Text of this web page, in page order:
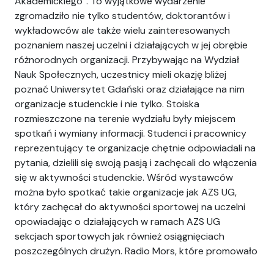
zgromadziło nie tylko studentów, doktorantów i
wykładowców ale także wielu zainteresowanych
poznaniem naszej uczelni i działających w jej obrębie
różnorodnych organizacji. Przybywając na Wydział
Nauk Społecznych, uczestnicy mieli okazję bliżej
poznać Uniwersytet Gdański oraz działające na nim
organizacje studenckie i nie tylko. Stoiska
rozmieszczone na terenie wydziału były miejscem
spotkań i wymiany informacji. Studenci i pracownicy
reprezentujący te organizacje chętnie odpowiadali na
pytania, dzielili się swoją pasją i zachęcali do włączenia
się w aktywności studenckie. Wśród wystawców
można było spotkać takie organizacje jak AZS UG,
który zachęcał do aktywności sportowej na uczelni
opowiadając o działających w ramach AZS UG
sekcjach sportowych jak również osiągnięciach
poszczególnych drużyn. Radio Mors, które promowało